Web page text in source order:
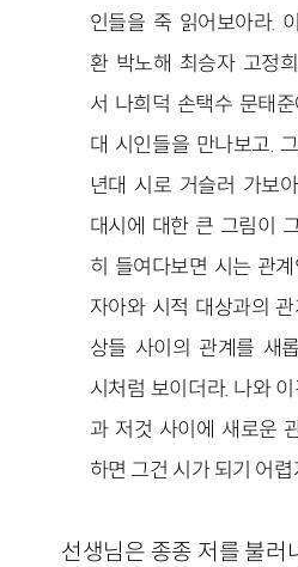
인들을 죽 읽어보아라.
환 박노해 최승자 고정
서 나희덕 손택수 문태
대 시인들을 만나보고.
년대 시로 거슬러 가보
대시에 대한 큰 그림이
히 들여다보면 시는 관
자아와 시적 대상과의
상들 사이의 관계를 새
시처럼 보이더라. 나와
과 저것 사이에 새로운
하면 그건 시가 되기 어렵
선생님은 종종 저를 불러